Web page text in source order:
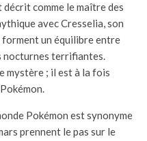
comme le maître des
avec Cresselia, son
forment un équilibre entre
nocturnes terrifiantes.
mystère ; il est à la fois
Pokémon est synonyme
prennent le pas sur le